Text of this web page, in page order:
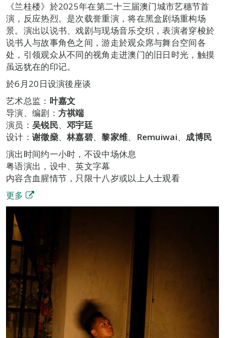
《兰桂楼》於2025年在第二十三届澳门城市艺穗节首
演，反应热烈。是次载誉重演，将在黑盒剧场重构场
景。演出以说书、戏剧与现场音乐交织，表演者穿梭於
说书人与故事角色之间，游走於观众席与舞台空间各
处，引领观众从不同的视角走进澳门的旧日时光，触摸
虽远犹在的印记。
於6月20日设演後座谈
艺术总监： 叶嘉文
导演、编剧： 方祺端
演员： 吴锐民、邓宇廷
设计： 谢徵燊、林嘉碧、黎家维、 Remuiwai、 成博民
演出时间约一小时，不设中场休息
粤语演出，设中、英文字幕
内容含血腥情节，只限十八岁或以上人士观看
更多